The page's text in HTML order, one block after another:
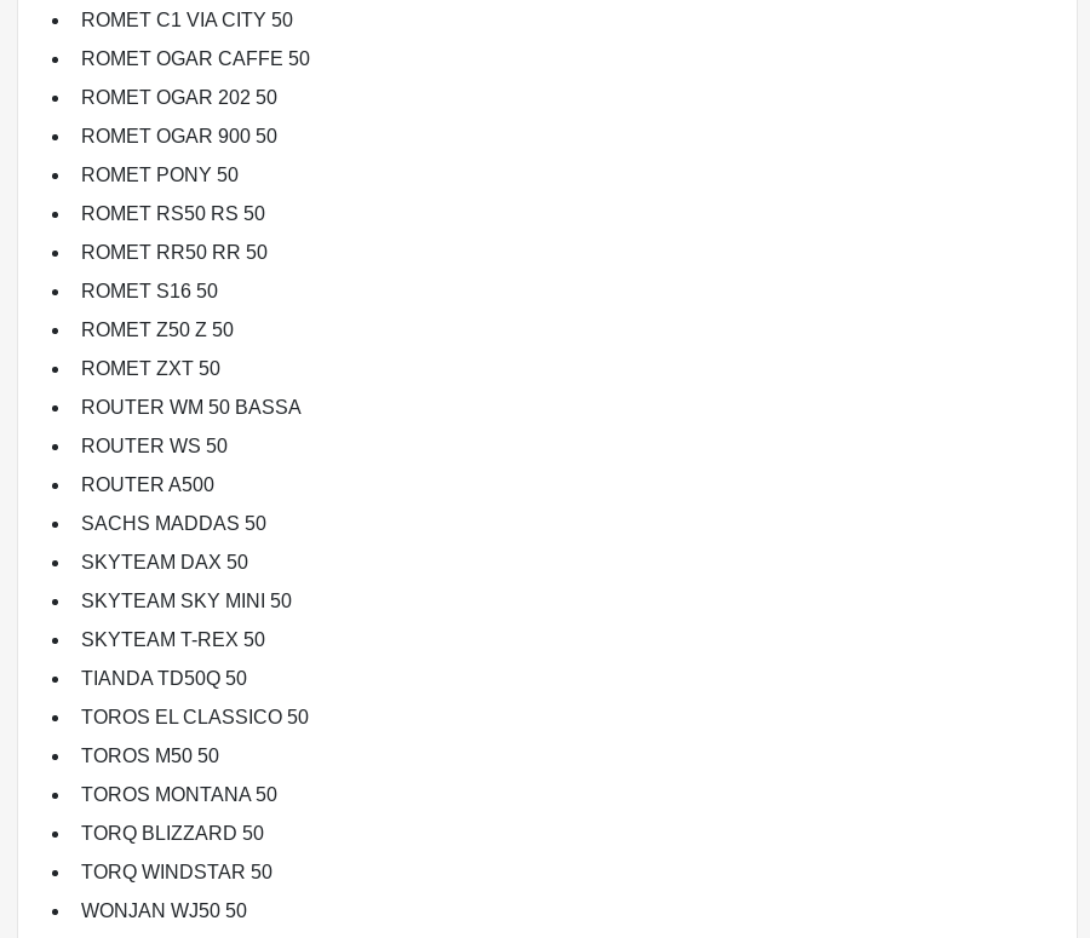
ROMET C1 VIA CITY 50
ROMET OGAR CAFFE 50
ROMET OGAR 202 50
ROMET OGAR 900 50
ROMET PONY 50
ROMET RS50 RS 50
ROMET RR50 RR 50
ROMET S16 50
ROMET Z50 Z 50
ROMET ZXT 50
ROUTER WM 50 BASSA
ROUTER WS 50
ROUTER A500
SACHS MADDAS 50
SKYTEAM DAX 50
SKYTEAM SKY MINI 50
SKYTEAM T-REX 50
TIANDA TD50Q 50
TOROS EL CLASSICO 50
TOROS M50 50
TOROS MONTANA 50
TORQ BLIZZARD 50
TORQ WINDSTAR 50
WONJAN WJ50 50